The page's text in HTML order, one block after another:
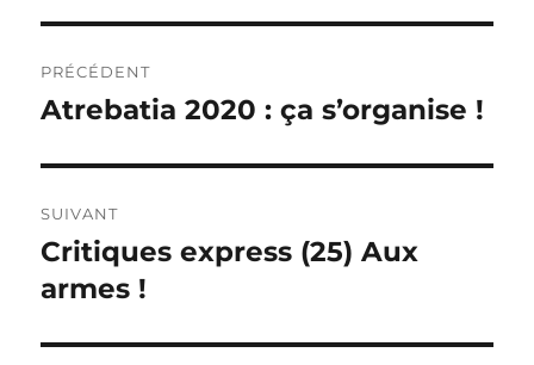
de
PRÉCÉDENT
Publication
Atrebatia 2020 : ça s’organise !
SUIVANT
Publication
suivante :
Critiques express (25) Aux
armes !